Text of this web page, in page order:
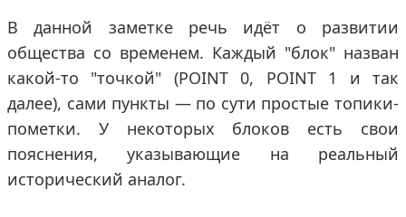
В данной заметке речь идёт о развитии
общества со временем. Каждый "блок" назван
какой-то "точкой" (POINT 0, POINT 1 и так
далее), сами пункты — по сути простые топики-
пометки. У некоторых блоков есть свои
пояснения, указывающие на реальный
исторический аналог.